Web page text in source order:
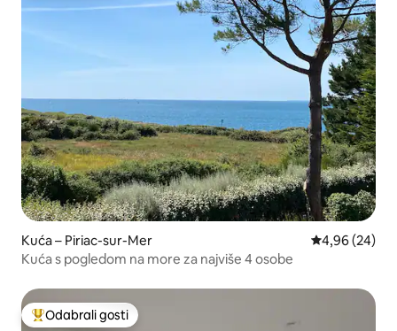
Kuća – Piriac-sur-Mer Prosječna
4,96 (24)
Kuća s pogledom na more za najviše 4 osobe
Među najviše rangiranima s oznakom „Odabrali gosti”
Odabrali gosti